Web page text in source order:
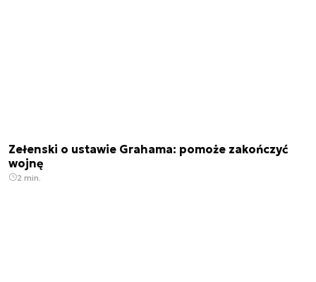
Zełenski o ustawie Grahama: pomoże zakończyć
wojnę
2 min.